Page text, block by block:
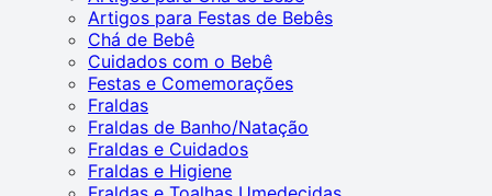
Artigos para Festas de Bebês
Chá de Bebê
Cuidados com o Bebê
Festas e Comemorações
Fraldas
Fraldas de Banho/Natação
Fraldas e Cuidados
Fraldas e Higiene